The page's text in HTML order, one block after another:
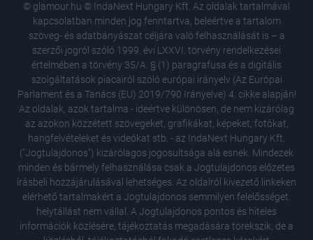
© glamour.hu © IndaNext Hungary Kft. Az oldalak tartalmával
kapcsolatban minden jog fenntartva, beleértve a tartalom
szöveg- és adatbányászat céljára való felhasználását is – a
szerzői jogról szóló 1999. évi LXXVI. törvény rendelkezései
értelmében a törvény 35/A. § (1) paragrafusa és a digitális
szolgáltatások piacairól szóló európai irányelv (Az Európai
Parlament és a Tanács (EU) 2019/790 Irányelve) 4. cikke alapján!
Az oldalak, azok tartalma - ideértve különösen, de nem kizárólag
az azokon közzétett szövegeket, grafikákat, képeket, fotókat,
hangfelvételeket és videókat stb. - az IndaNext Hungary Kft.
("Jogtulajdonos") kizárólagos jogosultsága alá esnek. Mindezek
minden és bármely felhasználása csak a Jogtulajdonos előzetes
írásbeli hozzájárulásával lehetséges. Az oldalról kivezető linkeken
elérhető tartalmakért a Jogtulajdonos semmilyen felelősséget,
helytállást nem vállal. A Jogtulajdonos pontos és hiteles
információk közlésére, tájékoztatás megadására törekszik, de a